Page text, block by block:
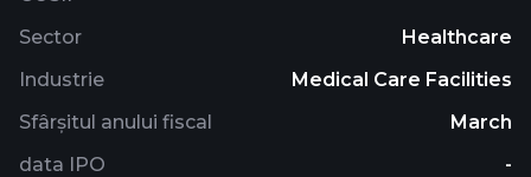
Sector
Healthcare
Industrie
Medical Care Facilities
Sfârșitul anului fiscal
March
data IPO
-